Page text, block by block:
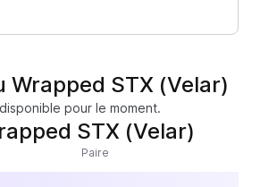
Wrapped STX (Velar)
pour le moment.
STX (Velar)
Paire